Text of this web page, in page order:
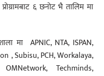
६ छनोट भै तालिम मा
मा APNIC, NTA, ISPAN,
, Subisu, PCH, Workalaya,
Techminds,